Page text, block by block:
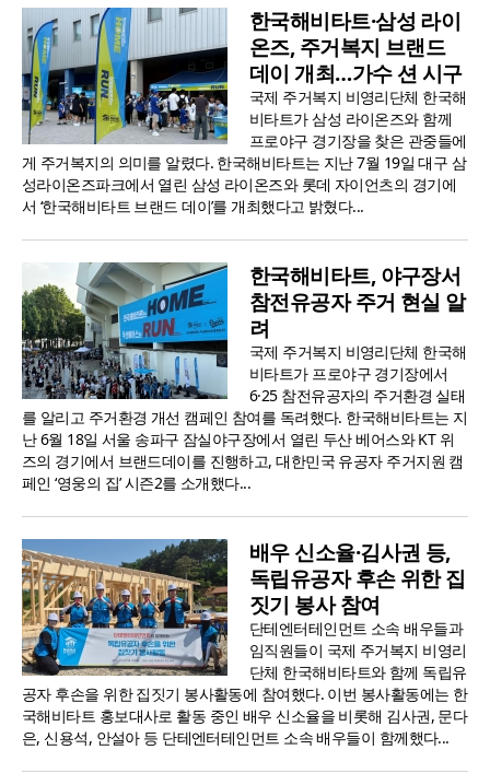
한국해비타트·삼성 라이
온즈, 주거복지 브랜드
데이 개최…가수 션 시구
국제 주거복지 비영리단체 한국해
비타트가 삼성 라이온즈와 함께
프로야구 경기장을 찾은 관중들에
게 주거복지의 의미를 알렸다. 한국해비타트는 지난 7월 19일 대구 삼
성라이온즈파크에서 열린 삼성 라이온즈와 롯데 자이언츠의 경기에
서 ‘한국해비타트 브랜드 데이’를 개최했다고 밝혔다...
한국해비타트, 야구장서
참전유공자 주거 현실 알
려
국제 주거복지 비영리단체 한국해
비타트가 프로야구 경기장에서
6·25 참전유공자의 주거환경 실태
를 알리고 주거환경 개선 캠페인 참여를 독려했다. 한국해비타트는 지
난 6월 18일 서울 송파구 잠실야구장에서 열린 두산 베어스와 KT 위
즈의 경기에서 브랜드데이를 진행하고, 대한민국 유공자 주거지원 캠
페인 ‘영웅의 집’ 시즌2를 소개했다...
배우 신소율·김사권 등,
독립유공자 후손 위한 집
짓기 봉사 참여
단테엔터테인먼트 소속 배우들과
임직원들이 국제 주거복지 비영리
단체 한국해비타트와 함께 독립유
공자 후손을 위한 집짓기 봉사활동에 참여했다. 이번 봉사활동에는 한
국해비타트 홍보대사로 활동 중인 배우 신소율을 비롯해 김사권, 문다
은, 신용석, 안설아 등 단테엔터테인먼트 소속 배우들이 함께했다...